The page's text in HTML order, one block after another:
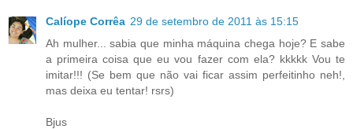
Calíope Corrêa 29 de setembro de 2011 às 15:15
Ah mulher... sabia que minha máquina chega hoje? E sabe
a primeira coisa que eu vou fazer com ela? kkkkk Vou te
imitar!!! (Se bem que não vai ficar assim perfeitinho neh!,
mas deixa eu tentar! rsrs)
Bjus